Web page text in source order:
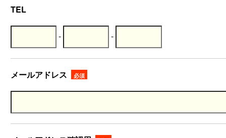
TEL
- -
メールアドレス 必須